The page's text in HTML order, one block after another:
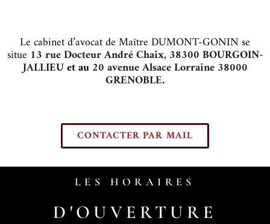
Le cabinet d’avocat de Maître DUMONT-GONIN se
situe 13 rue Docteur André Chaix, 38300 BOURGOIN-
JALLIEUet au20 avenue Alsace Lorraine 38000
GRENOBLE.
CONTACTER PAR MAIL
LES HORAIRES
D'OUVERTURE